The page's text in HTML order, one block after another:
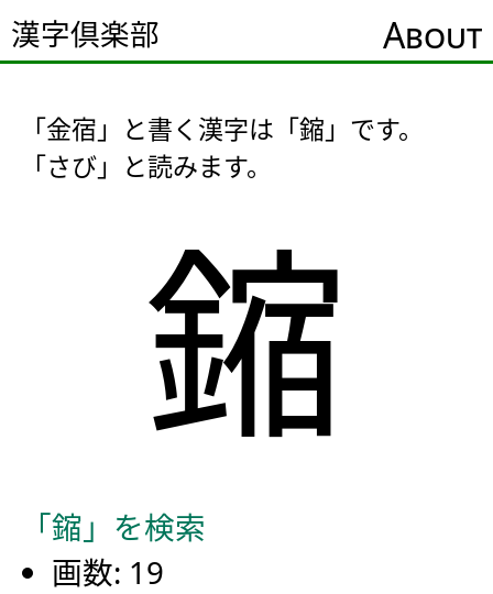
漢字倶楽部 About
「金宿」と書く漢字は「鏥」です。
「さび」と読みます。
鏥
「鏥」を検索
画数: 19